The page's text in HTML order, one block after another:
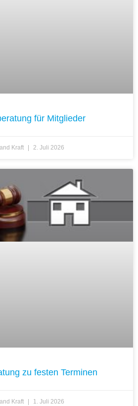
für Mitglieder
Kraft 2. Juli 2026
zu festen Terminen
Kraft 1. Juli 2026